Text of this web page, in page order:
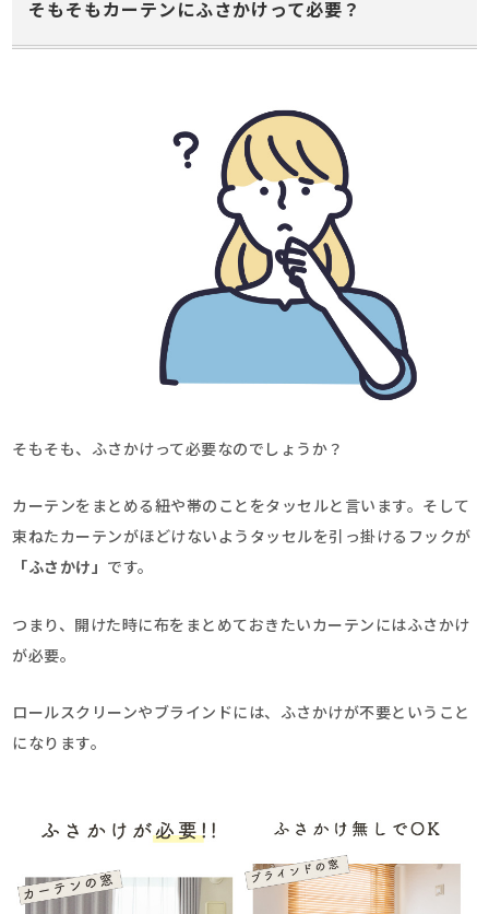
そもそもカーテンにふさかけって必要？
そもそも、ふさかけって必要なのでしょうか？
カーテンをまとめる紐や帯のことをタッセルと言います。そして
束ねたカーテンがほどけないようタッセルを引っ掛けるフックが
「ふさかけ」 です。
つまり、開けた時に布をまとめておきたいカーテンにはふさかけ
が必要。
ロールスクリーンやブラインドには、ふさかけが不要ということ
になります。